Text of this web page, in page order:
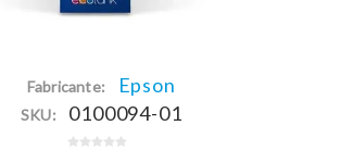
Fabricante: Epson
SKU: 0100094-01